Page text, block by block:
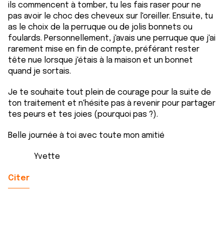
ils commencent à tomber, tu les fais raser pour ne
pas avoir le choc des cheveux sur l'oreiller. Ensuite, tu
as le choix de la perruque ou de jolis bonnets ou
foulards. Personnellement, j'avais une perruque que j'ai
rarement mise en fin de compte, préférant rester
tête nue lorsque j'étais à la maison et un bonnet
quand je sortais.
Je te souhaite tout plein de courage pour la suite de
ton traitement et n'hésite pas à revenir pour partager
tes peurs et tes joies (pourquoi pas ?).
Belle journée à toi avec toute mon amitié
Yvette
Citer